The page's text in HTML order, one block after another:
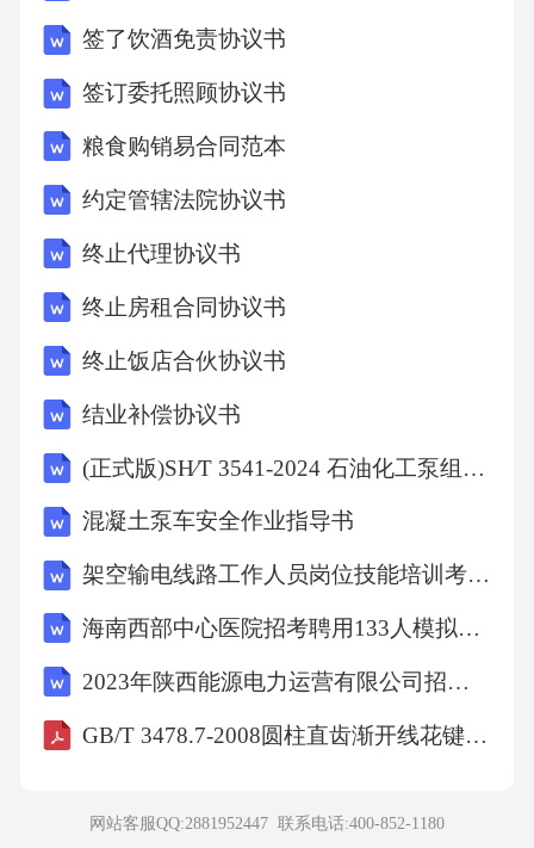
签了饮酒免责协议书
签订委托照顾协议书
粮食购销易合同范本
约定管辖法院协议书
终止代理协议书
终止房租合同协议书
终止饭店合伙协议书
结业补偿协议书
(正式版)SH∕T 3541-2024 石油化工泵组施工及验收规范
混凝土泵车安全作业指导书
架空输电线路工作人员岗位技能培训考试题库含答案
海南西部中心医院招考聘用133人模拟预测试卷共1000练习题含答案解析
2023年陕西能源电力运营有限公司招聘笔试题库及答案解析
GB/T 3478.7-2008圆柱直齿渐开线花键(米制模数齿侧配合)第7部分：37.5°压力角M值和W值
网站客服QQ:2881952447 联系电话:400-852-1180